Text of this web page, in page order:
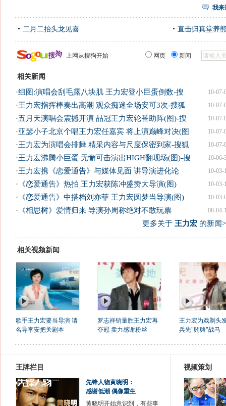
我来
二月二抬头龙见喜 直击归真堂养
上网从搜狗开始 网页 新闻
相关新闻
10-07-
·组图:演唱会刮毛露八块肌 王力宏登小巨蛋倒数-搜
10-07-
·王力宏指挥棒奏出高潮 观众痴迷全场安可3次-搜狐
10-07-
·五月天演唱会震撼开演 品冠王力宏轮番助阵(图)-搜
10-07-
·亚瑟小子北京个唱王力宏任嘉宾 将上演巅峰对决(图
10-07-
·王力宏为演唱会排舞 精采内容与尺度保密到家-搜狐
10-06-
·王力宏沸腾小巨蛋 无懈可击演出HIGH翻现场(图)-搜
10-03-
·王力宏携《恋爱通告》与媒体见面 讲导演进化论
10-03-
· 《恋爱通告》热拍 王力宏获陈冲盛赞大导演(图)
10-03-
· 《恋爱通告》中搭档刘亦菲 王力宏圆梦当导演(图)
08-04-
· 《相思树》爱情归来 导演孙周称绝对不敢玩票
更多关于 王力宏的新闻
相关视频新闻
歌手王力宏要当导演 请
名导李安把关剧本
罗志祥销量胜王力宏再
夺冠 卖力感谢粉丝
王力宏为戏剃头
兵先"贿赂"战马
王牌栏目
先锋人物黄晓明：
感谢低潮 偶像重生
黄晓明开始意识到，有些事
视频策划